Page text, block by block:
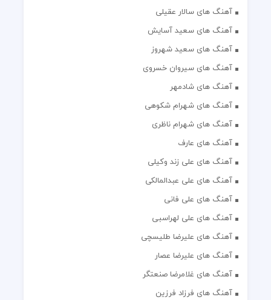
آهنگ های سالار عقیلی
آهنگ های سعید آسایش
آهنگ های سعید شهروز
آهنگ های سیروان خسروی
آهنگ های شادمهر
آهنگ های شهرام شکوهی
آهنگ های شهرام ناظری
آهنگ های عارف
آهنگ های علی زند وکیلی
آهنگ های علی عبدالمالکی
آهنگ های علی فانی
آهنگ های علی لهراسبی
آهنگ های علیرضا طلیسچی
آهنگ های علیرضا عصار
آهنگ های غلامرضا صنعتگر
آهنگ های فرزاد فرزین